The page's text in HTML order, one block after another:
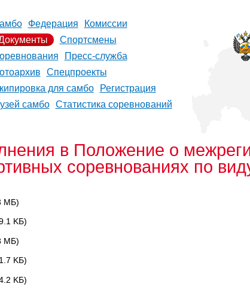
Федерация
Комиссии
Спортсмены
Пресс-служба
Спецпроекты
для самбо
Регистрация
самбо
Статистика соревнований
в Положение о
соревнованиях по
MБ)
KБ)
MБ)
KБ)
KБ)